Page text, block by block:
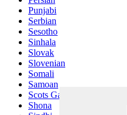
Punjabi
Serbian
Sesotho
Sinhala
Slovak
Slovenian
Somali
Samoan
Scots Gaelic
Shona